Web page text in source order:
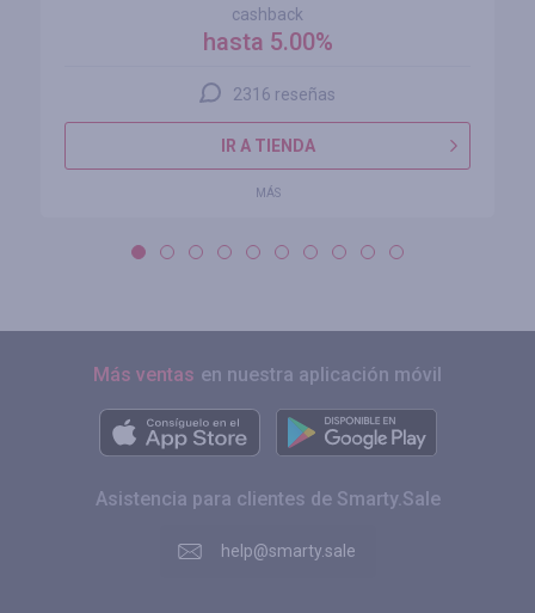
cashback
hasta 5.00%
2316 reseñas
IR A TIENDA
MÁS
Más ventas en nuestra aplicación móvil
Asistencia para clientes de Smarty.Sale
help@smarty.sale